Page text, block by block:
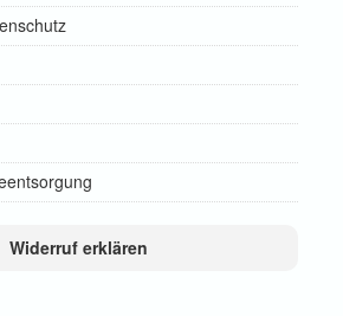
Widerruf erklären